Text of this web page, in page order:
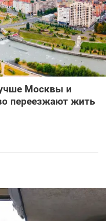
Москвы и
переезжают жить